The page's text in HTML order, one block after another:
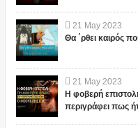
21 May 2023
Θα ΄ρθει καιρός
21 May 2023
Η φοβερή
περιγράφει πως